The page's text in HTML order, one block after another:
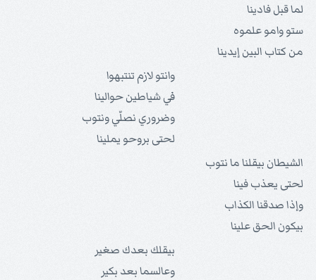
لما قبل فادينا
ستو وامو علموه
من كتاب البين إيدينا
وانتو لازم تنتبهوا
في شياطين حوالينا
وضروري نصلّي ونتوب
لحتى بروحو يملينا
الشيطان بيقلنا ما نتوب
لحتى يعذب فينا
وإذا صدقنا الكذاب
بيكون الحق علينا
بيقلك بعدك صغير
وعالسما بعد بكير